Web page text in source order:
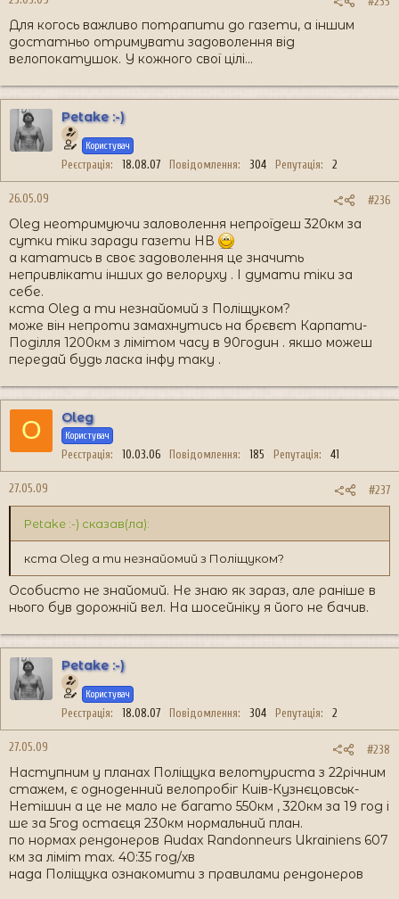
Для когось важливо потрапити до газети, а іншим
достатньо отримувати задоволення від
велопокатушок. У кожного свої цілі...
Petake :-)
Користувач
Реєстрація 18.08.07 Повідомлення 304 Репутація 2
26.05.09 #236
Oleg неотримуючи заловолення непроїдеш 320км за
сутки тіки заради газети НВ
а кататись в своє задоволення це значить
непривлікати інших до велоруху . І думати тіки за
себе.
кста Oleg а ти незнайомий з Поліщуком?
може він непроти замахнутись на брєвєт Карпати-
Поділля 1200км з лімітом часу в 90годин . якшо можеш
передай будь ласка інфу таку .
O Oleg
Користувач
Реєстрація 10.03.06 Повідомлення 185 Репутація 41
27.05.09 #237
Petake :-) сказав(ла):
кста Oleg а ти незнайомий з Поліщуком?
Особисто не знайомий. Не знаю як зараз, але раніше в
нього був дорожній вел. На шосейніку я його не бачив.
Petake :-)
Користувач
Реєстрація 18.08.07 Повідомлення 304 Репутація 2
27.05.09 #238
Наступним у планах Поліщука велотуриста з 22річним
стажем, є одноденний велопробіг Киів-Кузнєцовськ-
Нетішин а це не мало не багато 550км , 320км за 19 год і
ше за 5год остаєця 230км нормальний план.
по нормах рендонеров Audax Randonneurs Ukrainiens 607
км за ліміт max. 40:35 год/хв
нада Поліщука ознакомити з правилами рендонеров